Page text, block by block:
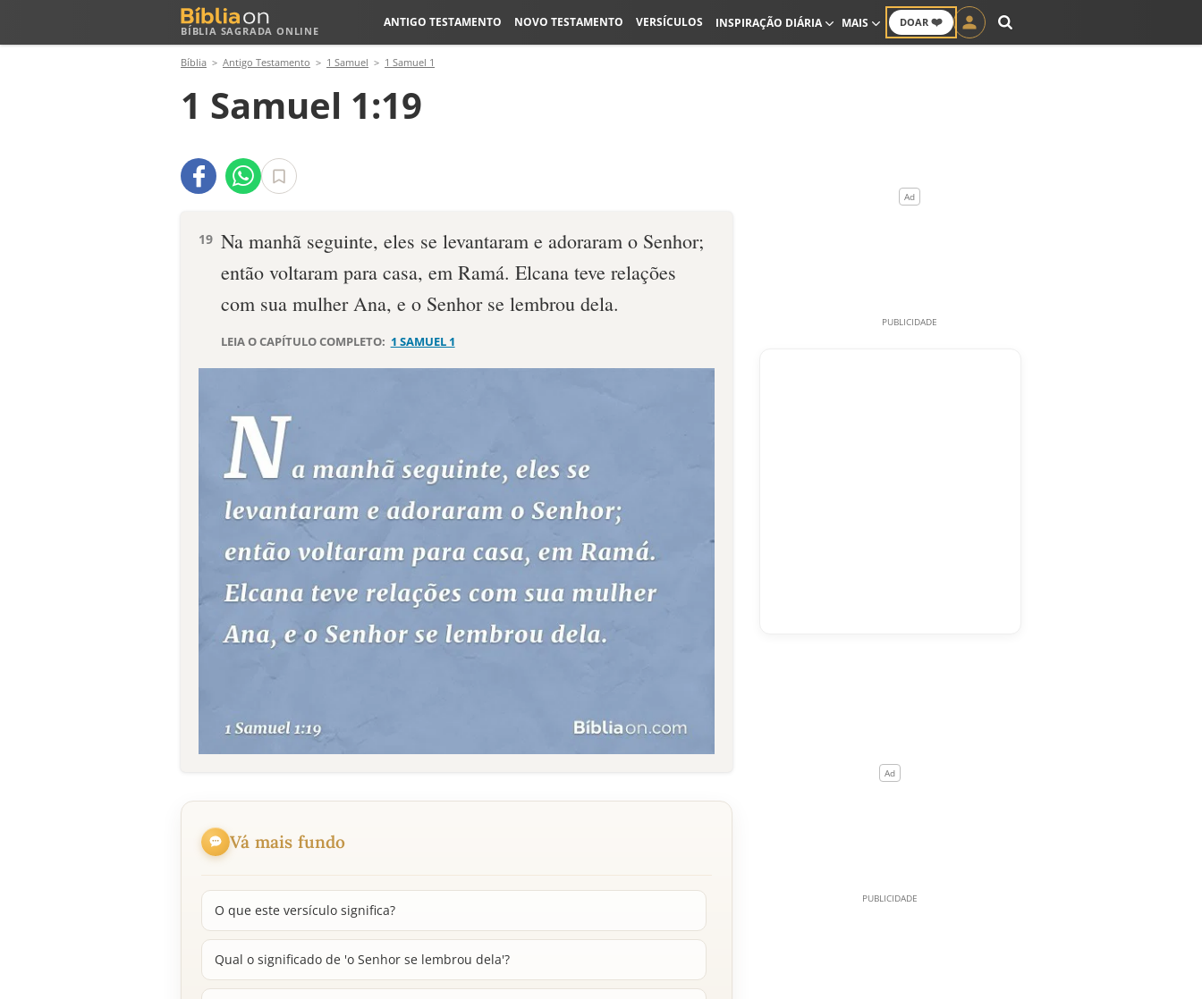
BÍBLIA SAGRADA ONLINE
DOAR ❤️
ANTIGO TESTAMENTO NOVO TESTAMENTO VERSÍCULOS INSPIRAÇÃO DIÁRIA MAIS
Bíblia Antigo Testamento 1 Samuel 1 Samuel 1
1 Samuel 1:19
19 Na manhã seguinte, eles se levantaram e adoraram o Senhor;
então voltaram para casa, em Ramá. Elcana teve relações
com sua mulher Ana, e o Senhor se lembrou dela.
LEIA O CAPÍTULO COMPLETO: 1 SAMUEL 1
Vá mais fundo
O que este versículo significa?
Qual o significado de 'o Senhor se lembrou dela'?